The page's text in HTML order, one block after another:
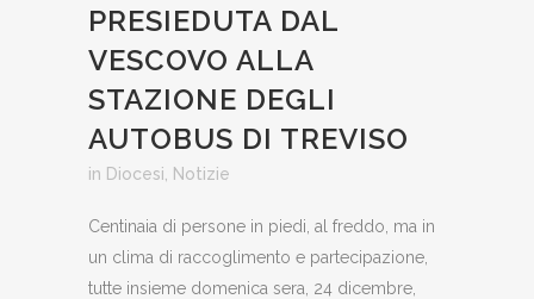
PRESIEDUTA DAL
VESCOVO ALLA
STAZIONE DEGLI
AUTOBUS DI TREVISO
in Diocesi Notizie
Centinaia di persone in piedi, al freddo, ma in
un clima di raccoglimento e partecipazione,
tutte insieme domenica sera, 24 dicembre,